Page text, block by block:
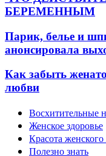
БЕРЕМЕННЫМ
Парик, белье и
анонсировала
Как забыть
любви
Восхитительные
Женское здоровье
Красота
Полезно знать